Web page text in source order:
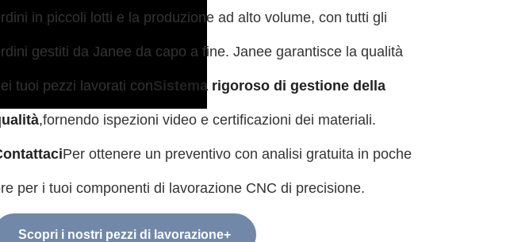
in piccoli lotti e la produzione ad alto volume, con tutti gli
gestiti da Janee da capo a fine. Janee garantisce la qualità
tuoi pezzi lavorati conSistema rigoroso di gestione della
,fornendo ispezioni video e certificazioni dei materiali.
Per ottenere un preventivo con analisi gratuita in poche
per i tuoi componenti di lavorazione CNC di precisione.
Scopri i nostri pezzi di lavorazione+